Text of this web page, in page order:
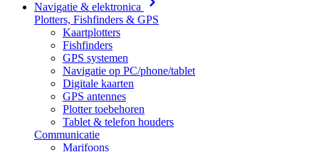
Navigatie & elektronica
Plotters, Fishfinders & GPS
Kaartplotters
Fishfinders
GPS systemen
Navigatie op PC/phone/tablet
Digitale kaarten
GPS antennes
Plotter toebehoren
Tablet & telefon houders
Communicatie
Marifoons